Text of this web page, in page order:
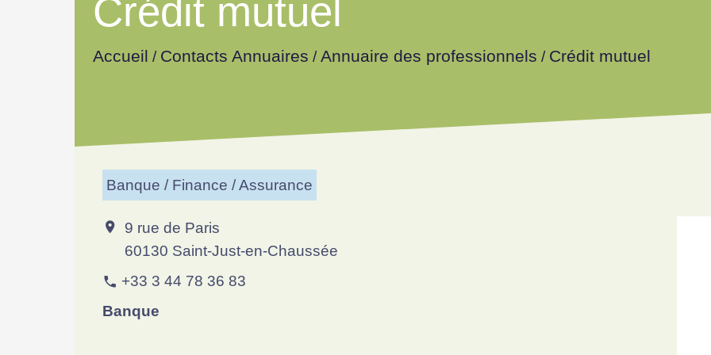
Crédit mutuel
Accueil / Contacts Annuaires / Annuaire des professionnels / Crédit mutuel
Banque / Finance / Assurance
location_on
9 rue de Paris
60130 Saint-Just-en-Chaussée
phone +33 3 44 78 36 83
Banque